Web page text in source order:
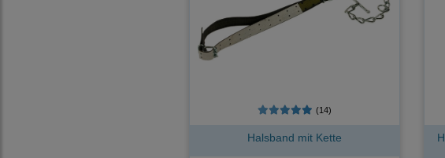
(14)
Halsband mit Kette